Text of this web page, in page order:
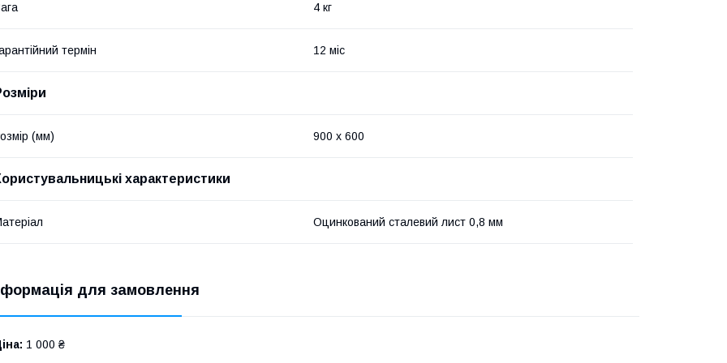
4 кг
термін 12 міс
(мм) 900 x 600
характеристики
Оцинкований сталевий лист 0,8 мм
для замовлення
1 000 ₴